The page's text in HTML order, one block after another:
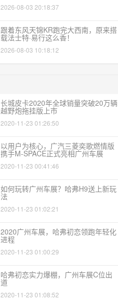
2026-08-03 20:18:37
跟着东风天锦KR跑完大西南，原来搭
载法士特·易行这么香！
2026-08-03 10:18:12
长城皮卡2020年全球销量突破20万辆
越野炮拖挂版上市
2020-11-23 01:26:50
以用户为核心，广汽三菱奕歌燃情版
携手M-SPACE正式亮相广州车展
2020-11-23 00:41:46
如何玩转广州车展？哈弗H9送上新玩
法
2020-11-23 01:02:21
2020广州车展，哈弗初恋领跑年轻化
进程
2020-11-23 01:00:29
哈弗初恋实力爆棚，广州车展C位出
道
2020-11-23 01:08:52